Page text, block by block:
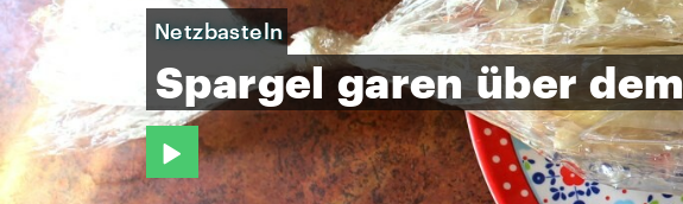
Netzbasteln
Spargel garen über dem